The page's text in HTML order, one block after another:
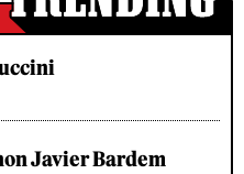
Javier Bardem